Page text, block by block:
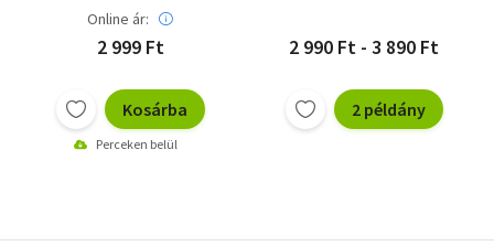
Online ár:
2 999 Ft
Kosárba
Perceken belül
2 990 Ft - 3 890 Ft
2 példány